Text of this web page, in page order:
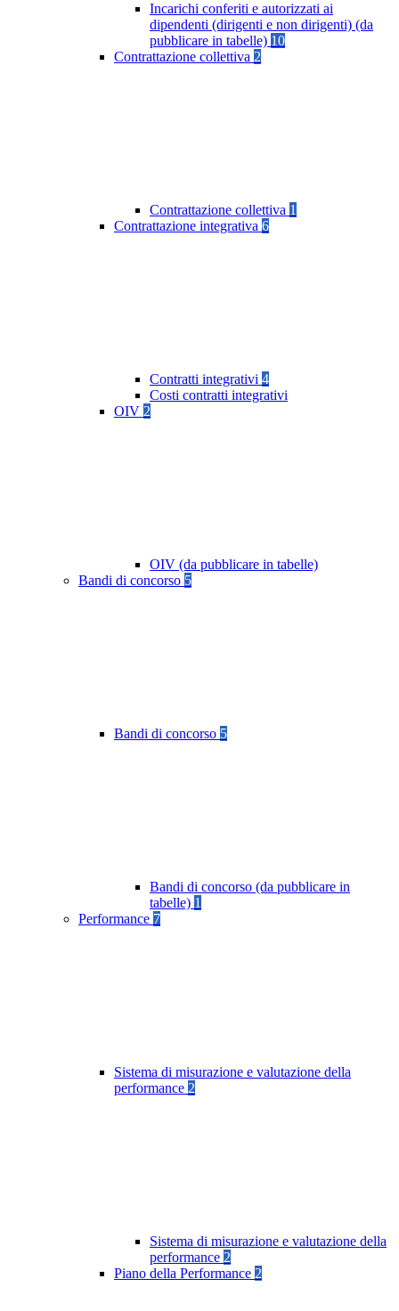
Incarichi conferiti e autorizzati ai
dipendenti (dirigenti e non dirigenti) (da
pubblicare in tabelle) 10
Contrattazione collettiva 2
Contrattazione collettiva 1
Contrattazione integrativa 6
Contratti integrativi 4
Costi contratti integrativi
OIV 2
OIV (da pubblicare in tabelle)
Bandi di concorso 5
Bandi di concorso 5
Bandi di concorso (da pubblicare in
tabelle) 1
Performance 7
Sistema di misurazione e valutazione della
performance 2
Sistema di misurazione e valutazione della
performance 2
Piano della Performance 2